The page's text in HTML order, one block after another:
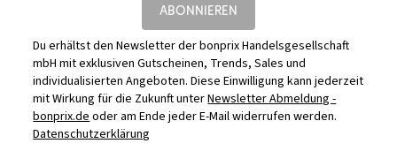
ABONNIEREN
Du erhältst den Newsletter der bonprix Handelsgesellschaft
mbH mit exklusiven Gutscheinen, Trends, Sales und
individualisierten Angeboten. Diese Einwilligung kann jederzeit
mit Wirkung für die Zukunft unterNewsletter Abmeldung -
bonprix.deoder am Ende jeder E-Mail widerrufen werden.
Datenschutzerklärung